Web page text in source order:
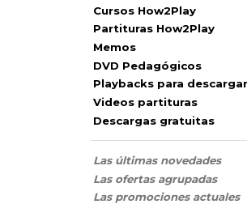
Cursos How2Play
Partituras How2Play
Memos
DVD Pedagógicos
Playbacks para descargar
Videos partituras
Descargas gratuitas
Las últimas novedades
Las ofertas agrupadas
Las promociones actuales